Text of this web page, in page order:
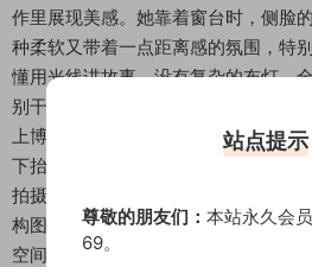
作里展现美感。她靠着窗台时，侧脸
种柔软又带着一点距离感的氛围，特
懂用光线讲故事，没有复杂的布灯，
别干净。服装搭配也很加分，碎花连
上博主的气场，穿出了那种复古又俏
下抬眼的瞬间，笑得不浓不淡，刚好
拍摄手法，很值得喜欢拍照的朋友学
构图和光线怎么配合，比如那张从木
空间感拉得很开阔。整体来看，这组
站点提示
尊敬的朋友们： 本站永久会
69。